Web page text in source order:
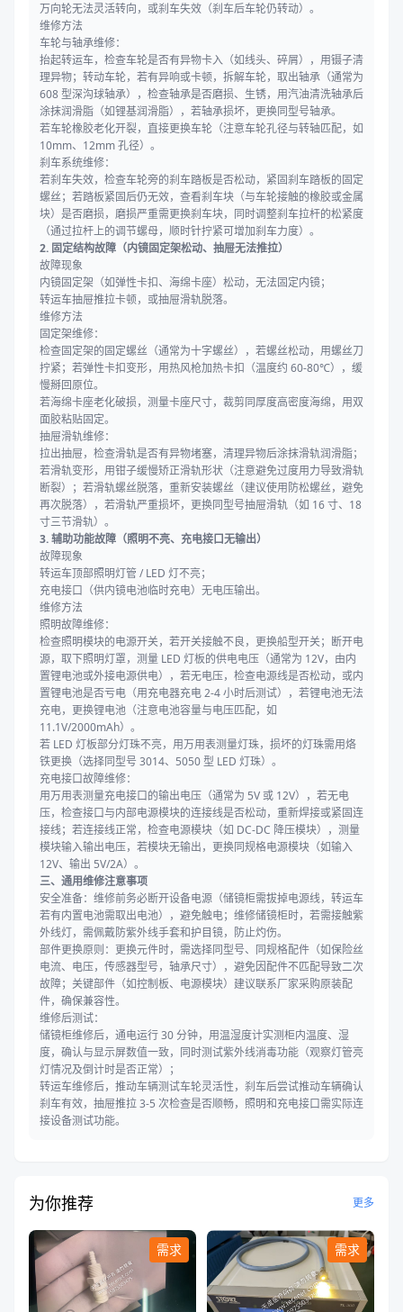
万向轮无法灵活转向，或刹车失效（刹车后车轮仍转动）。
维修方法
车轮与轴承维修：
抬起转运车，检查车轮是否有异物卡入（如线头、碎屑），用镊子清
理异物；转动车轮，若有异响或卡顿，拆解车轮，取出轴承（通常为
608 型深沟球轴承），检查轴承是否磨损、生锈，用汽油清洗轴承后
涂抹润滑脂（如锂基润滑脂），若轴承损坏，更换同型号轴承。
若车轮橡胶老化开裂，直接更换车轮（注意车轮孔径与转轴匹配，如
10mm、12mm 孔径）。
刹车系统维修：
若刹车失效，检查车轮旁的刹车踏板是否松动，紧固刹车踏板的固定
螺丝；若踏板紧固后仍无效，查看刹车块（与车轮接触的橡胶或金属
块）是否磨损，磨损严重需更换刹车块，同时调整刹车拉杆的松紧度
（通过拉杆上的调节螺母，顺时针拧紧可增加刹车力度）。
2. 固定结构故障（内镜固定架松动、抽屉无法推拉）
故障现象
内镜固定架（如弹性卡扣、海绵卡座）松动，无法固定内镜；
转运车抽屉推拉卡顿，或抽屉滑轨脱落。
维修方法
固定架维修：
检查固定架的固定螺丝（通常为十字螺丝），若螺丝松动，用螺丝刀
拧紧；若弹性卡扣变形，用热风枪加热卡扣（温度约 60-80℃），缓
慢掰回原位。
若海绵卡座老化破损，测量卡座尺寸，裁剪同厚度高密度海绵，用双
面胶粘贴固定。
抽屉滑轨维修：
拉出抽屉，检查滑轨是否有异物堵塞，清理异物后涂抹滑轨润滑脂；
若滑轨变形，用钳子缓慢矫正滑轨形状（注意避免过度用力导致滑轨
断裂）；若滑轨螺丝脱落，重新安装螺丝（建议使用防松螺丝，避免
再次脱落），若滑轨严重损坏，更换同型号抽屉滑轨（如 16 寸、18
寸三节滑轨）。
3. 辅助功能故障（照明不亮、充电接口无输出）
故障现象
转运车顶部照明灯管 / LED 灯不亮；
充电接口（供内镜电池临时充电）无电压输出。
维修方法
照明故障维修：
检查照明模块的电源开关，若开关接触不良，更换船型开关；断开电
源，取下照明灯罩，测量 LED 灯板的供电电压（通常为 12V，由内
置锂电池或外接电源供电），若无电压，检查电源线是否松动，或内
置锂电池是否亏电（用充电器充电 2-4 小时后测试），若锂电池无法
充电，更换锂电池（注意电池容量与电压匹配，如
11.1V/2000mAh）。
若 LED 灯板部分灯珠不亮，用万用表测量灯珠，损坏的灯珠需用烙
铁更换（选择同型号 3014、5050 型 LED 灯珠）。
充电接口故障维修：
用万用表测量充电接口的输出电压（通常为 5V 或 12V），若无电
压，检查接口与内部电源模块的连接线是否松动，重新焊接或紧固连
接线；若连接线正常，检查电源模块（如 DC-DC 降压模块），测量
模块输入输出电压，若模块无输出，更换同规格电源模块（如输入
12V、输出 5V/2A）。
三、通用维修注意事项
安全准备：维修前务必断开设备电源（储镜柜需拔掉电源线，转运车
若有内置电池需取出电池），避免触电；维修储镜柜时，若需接触紫
外线灯，需佩戴防紫外线手套和护目镜，防止灼伤。
部件更换原则：更换元件时，需选择同型号、同规格配件（如保险丝
电流、电压，传感器型号，轴承尺寸），避免因配件不匹配导致二次
故障；关键部件（如控制板、电源模块）建议联系厂家采购原装配
件，确保兼容性。
维修后测试：
储镜柜维修后，通电运行 30 分钟，用温湿度计实测柜内温度、湿
度，确认与显示屏数值一致，同时测试紫外线消毒功能（观察灯管亮
灯情况及倒计时是否正常）；
转运车维修后，推动车辆测试车轮灵活性，刹车后尝试推动车辆确认
刹车有效，抽屉推拉 3-5 次检查是否顺畅，照明和充电接口需实际连
接设备测试功能。
为你推荐 更多
需求 需求